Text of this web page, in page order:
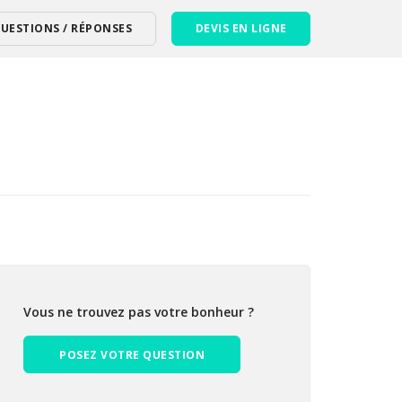
/ RÉPONSES DEVIS EN LIGNE
Vous ne trouvez pas votre bonheur ?
POSEZ VOTRE QUESTION